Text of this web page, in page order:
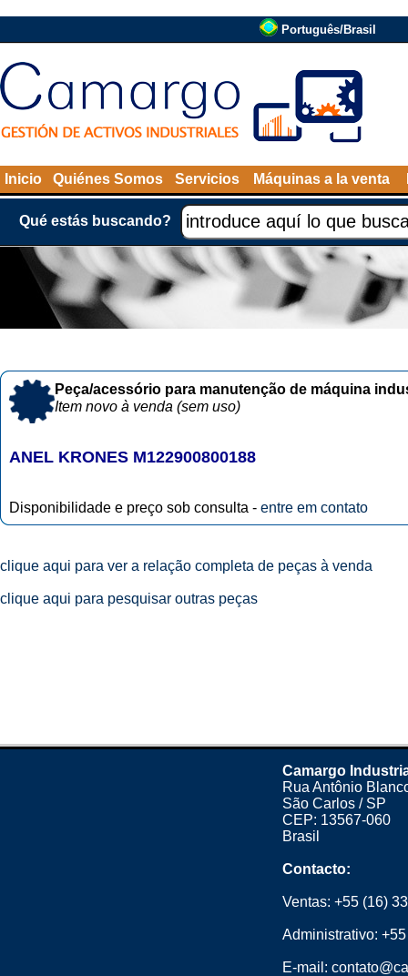
Português/Brasil
Inicio Quiénes Somos Servicios Máquinas a la venta
Qué estás buscando?
Peça/acessório para manutenção de máquina
Item novo à venda (sem uso)
ANEL KRONES M122900800188
Disponibilidade e preço sob consulta - entre em contato
clique aqui para ver a relação completa de peças à venda
clique aqui para pesquisar outras peças
Camargo
Rua Antônio
São Carlos / SP
CEP: 13567-060
Brasil
Contacto:
Ventas: +55 (16)
Administrativo:
E-mail: